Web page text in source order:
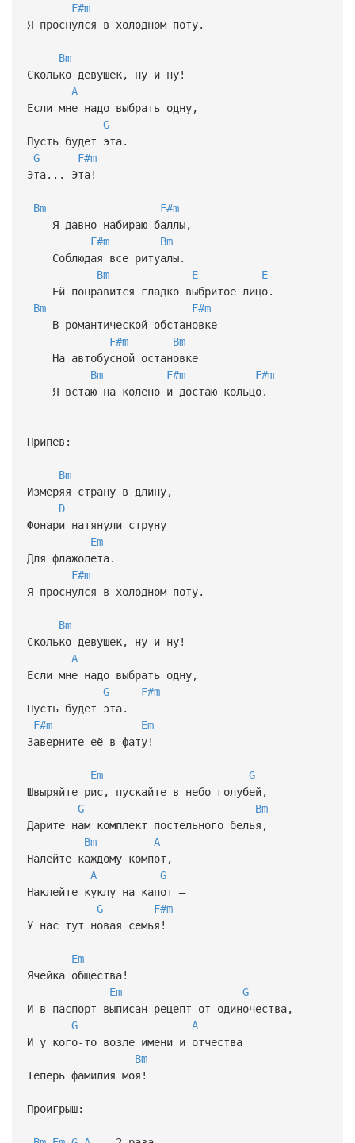
F#m
Я проснулся в холодном поту.
Bm
Сколько девушек, ну и ну!
A
Если мне надо выбрать одну,
G
Пусть будет эта.
G
F#m
Эта... Эта!
Bm
F#m
Я давно набираю баллы,
F#m
Bm
Соблюдая все ритуалы.
Bm
E
E
Ей понравится гладко выбритое лицо.
Bm
F#m
В романтической обстановке
F#m
Bm
На автобусной остановке
Bm
F#m
F#m
Я встаю на колено и достаю кольцо.
Припев:
Bm
Измеряя страну в длину,
D
Фонари натянули струну
Em
Для флажолета.
F#m
Я проснулся в холодном поту.
Bm
Сколько девушек, ну и ну!
A
Если мне надо выбрать одну,
G
F#m
Пусть будет эта.
F#m
Em
Заверните её в фату!
Em
G
Швыряйте рис, пускайте в небо голубей,
G
Bm
Дарите нам комплект постельного белья,
Bm
A
Налейте каждому компот,
A
G
Наклейте куклу на капот –
G
F#m
У нас тут новая семья!
Em
Ячейка общества!
Em
G
И в паспорт выписан рецепт от одиночества,
G
A
И у кого-то возле имени и отчества
Bm
Теперь фамилия моя!
Проигрыш: